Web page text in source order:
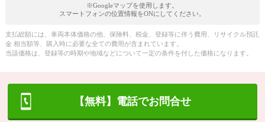
※Googleマップを使用します。
スマートフォンの位置情報をONにしてください。
支払総額には、車両本体価格の他、保険料、税金、登録等に伴う費用、リサイクル預託
金 相当額等、購入時に必要な全ての費用が含まれています。
当該価格は、登録等の時期や地域などについて一定の条件を付した価格になります。
【無料】電話でお問合せ